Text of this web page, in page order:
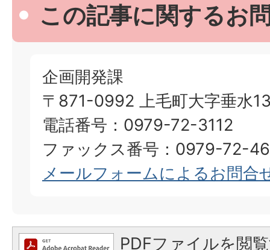
この記事に関するお
企画開発課
〒871-0992 上毛町大字垂水
電話番号：0979-72-3112
ファックス番号：0979-72-
メールフォームによるお問合
PDFファイルを閲